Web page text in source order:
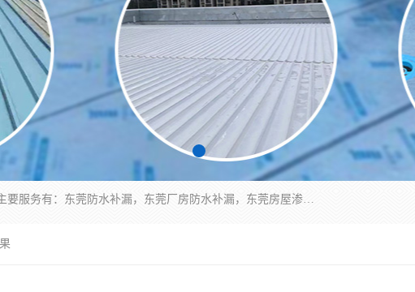
东莞市华展防水补漏装饰工程有限公司主要服务有：东莞防水补漏，东莞厂房防水补漏，东莞房屋渗漏水维修，楼面漏水维修，裂缝补漏，伸缩缝补漏，卫生间防水改造，厕所漏水补漏，外墙窗台补漏，电梯井堵漏，地下车库防水引水工程等